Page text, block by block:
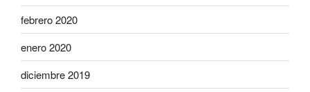
febrero 2020
enero 2020
diciembre 2019